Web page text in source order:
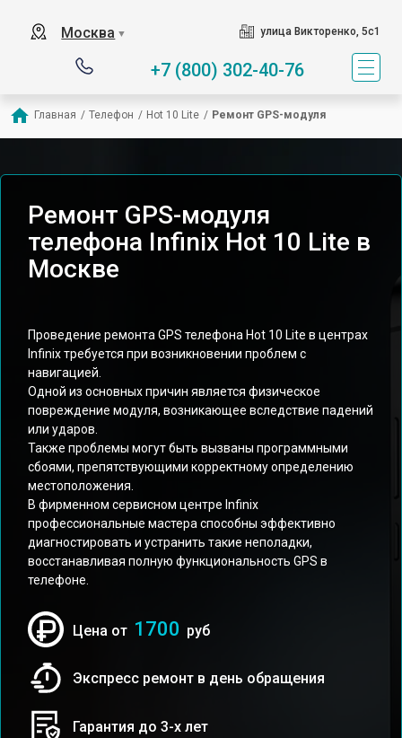
Москва ▼ улица Викторенко, 5с1
+7 (800) 302-40-76
Главная / Телефон / Hot 10 Lite / Ремонт GPS-модуля
Ремонт GPS-модуля
телефона Infinix Hot 10 Lite в
Москве
Проведение ремонта GPS телефона Hot 10 Lite в центрах
Infinix требуется при возникновении проблем с
навигацией.
Одной из основных причин является физическое
повреждение модуля, возникающее вследствие падений
или ударов.
Также проблемы могут быть вызваны программными
сбоями, препятствующими корректному определению
местоположения.
В фирменном сервисном центре Infinix
профессиональные мастера способны эффективно
диагностировать и устранить такие неполадки,
восстанавливая полную функциональность GPS в
телефоне.
Цена от 1700 руб
Экспресс ремонт в день обращения
Гарантия до 3-х лет